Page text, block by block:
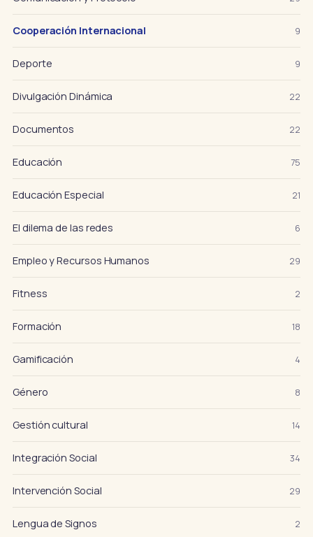
Cooperación Internacional 9
Deporte 9
Divulgación Dinámica 22
Documentos 22
Educación 75
Educación Especial 21
El dilema de las redes 6
Empleo y Recursos Humanos 29
Fitness 2
Formación 18
Gamificación 4
Género 8
Gestión cultural 14
Integración Social 34
Intervención Social 29
Lengua de Signos 2